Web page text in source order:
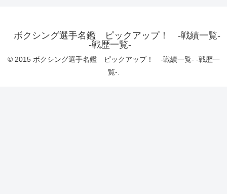
ボクシング選手名鑑 ピックアップ！ -戦績一覧-
-戦歴一覧-
© 2015 ボクシング選手名鑑 ピックアップ！ -戦績一覧- -戦歴一
覧-.